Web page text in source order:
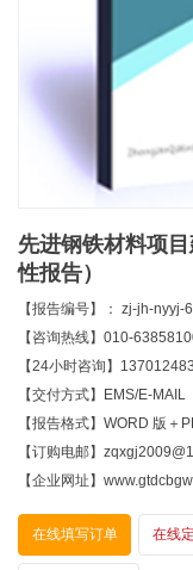
先进钢铁材料项
性报告）
【报告编号】： zj-jh-nyyj-
【咨询热线】010-
【24小时咨询】
【交付方式】EMS/E-MAIL
【报告格式】WORD 版＋
【订购电邮】
【企业网址】
在线填写订单 在线